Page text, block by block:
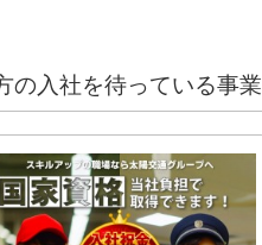
の入社を待っている事業